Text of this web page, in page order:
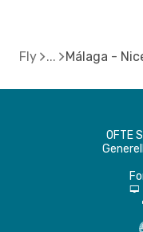
Fly Málaga -
OFTE
d